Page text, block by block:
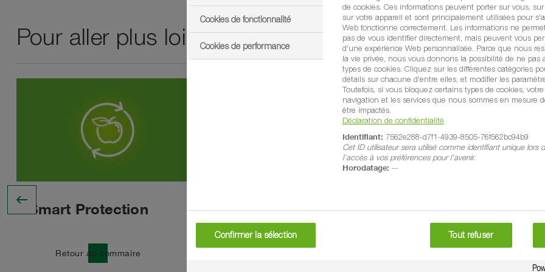
Pour aller plus loin dans la Smart Protection :
Smart Protection
Retour au sommaire
Tavelure du pommier Régulation et
west
Cookies de fonctionnalité
Cookies de performance
de cookies. Ces informations peuvent porter sur vous,
sur votre appareil et sont principalement utilisées pour
Web fonctionne correctement. Les informations ne
pas de vous identifier directement, mais peuvent vous
d'une expérience Web personnalisée. Parce que nous
la vie privée, nous vous donnons la possibilité de ne pas
types de cookies. Cliquez sur les différentes catégories
détails sur chacune d'entre elles, et modifier les
Toutefois, si vous bloquez certains types de cookies,
navigation et les services que nous sommes en mesure
être impactés.
Déclaration de confidentialité
Identifiant: 7562e288-d7f1-4939-8505-76f562bc94b9
Cet ID utilisateur sera utilisé comme identifiant unique lors
l’accès à vos préférences pour l’avenir.
Horodatage: --
Confirmer la sélection Tout refuser